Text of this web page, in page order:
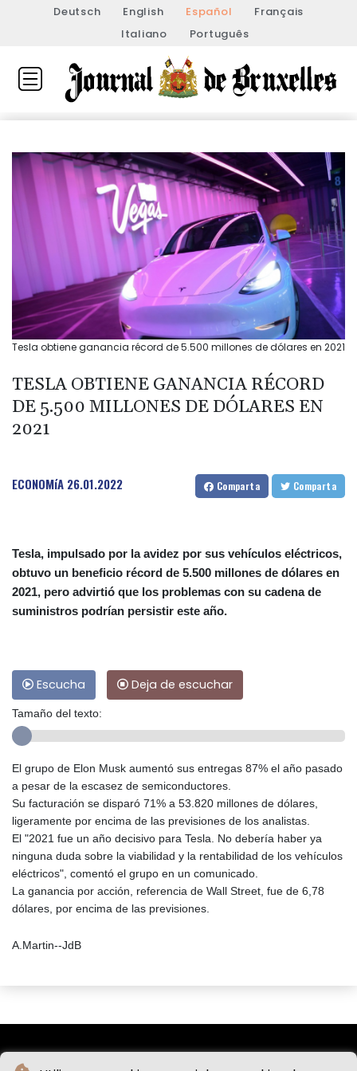
Deutsch English Español
Français
Italiano
Português
Tesla obtiene ganancia récord de 5.500 millones de dólares en 2021
TESLA OBTIENE GANANCIA RÉCORD
DE 5.500 MILLONES DE DÓLARES EN
2021
ECONOMíA 26.01.2022 Comparta Comparta
Tesla, impulsado por la avidez por sus vehículos eléctricos,
obtuvo un beneficio récord de 5.500 millones de dólares en
2021, pero advirtió que los problemas con su cadena de
suministros podrían persistir este año.
Escucha Deja de escuchar
Tamaño del texto:
El grupo de Elon Musk aumentó sus entregas 87% el año pasado
a pesar de la escasez de semiconductores.
Su facturación se disparó 71% a 53.820 millones de dólares,
ligeramente por encima de las previsiones de los analistas.
El "2021 fue un año decisivo para Tesla. No debería haber ya
ninguna duda sobre la viabilidad y la rentabilidad de los vehículos
eléctricos", comentó el grupo en un comunicado.
La ganancia por acción, referencia de Wall Street, fue de 6,78
dólares, por encima de las previsiones.
A.Martin--JdB